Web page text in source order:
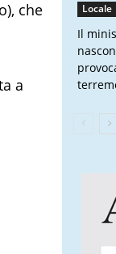
che
a
Locale
Il